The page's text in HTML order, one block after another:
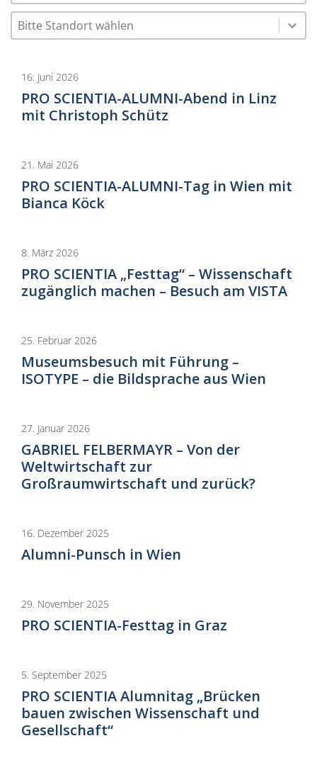
Ort
Select content
Select content
16. Juni 2026
PRO SCIENTIA-ALUMNI-Abend in Linz
mit Christoph Schütz
21. Mai 2026
PRO SCIENTIA-ALUMNI-Tag in Wien mit
Bianca Köck
8. März 2026
PRO SCIENTIA „Festtag“ – Wissenschaft
zugänglich machen – Besuch am VISTA
25. Februar 2026
Museumsbesuch mit Führung –
ISOTYPE – die Bildsprache aus Wien
27. Januar 2026
GABRIEL FELBERMAYR – Von der
Weltwirtschaft zur
Großraumwirtschaft und zurück?
16. Dezember 2025
Alumni-Punsch in Wien
29. November 2025
PRO SCIENTIA-Festtag in Graz
5. September 2025
PRO SCIENTIA Alumnitag „Brücken
bauen zwischen Wissenschaft und
Gesellschaft“